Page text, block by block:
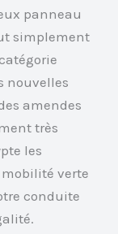
panneau
simplement
nouvelles
amendes
très
les
verte
conduite